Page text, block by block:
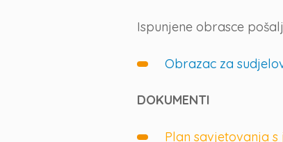
Ispunjene obrasce
Obrazac za
DOKUMENTI
Plan savjetovanja s